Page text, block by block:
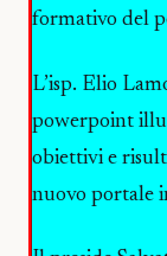
formativo del
L’isp. Elio
powerpoint
obiettivi e
nuovo portale